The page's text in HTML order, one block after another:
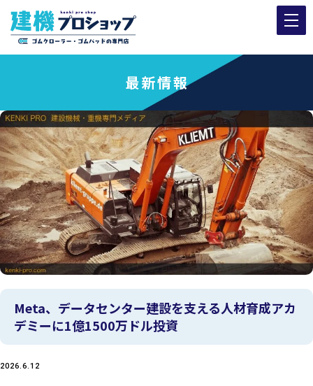
最新情報
Meta、データセンター建設を支える人材育成アカ
デミーに1億1500万ドル投資
2026.6.12